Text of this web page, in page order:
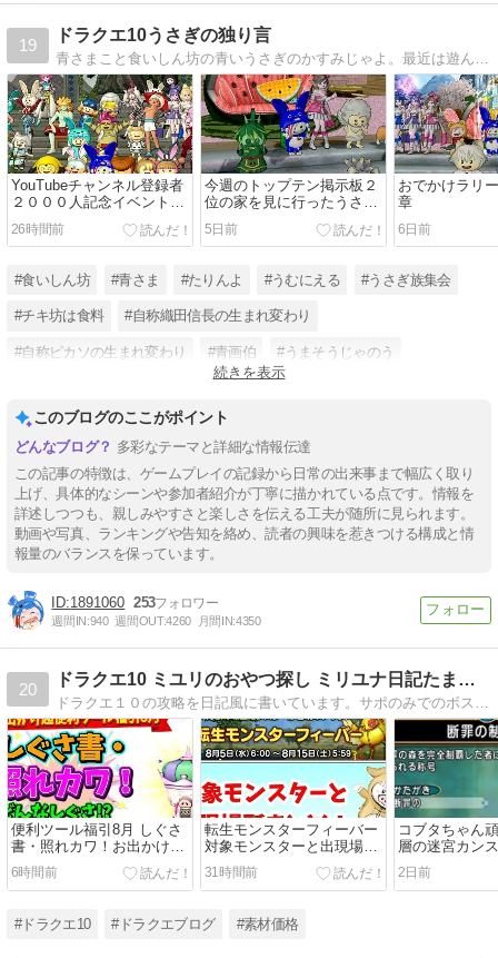
19
ドラクエ10うさぎの独り言
青さまこと食いしん坊の青いうさぎのかすみじゃよ。最近は遊んだお写真とYouTube配信時のスライドショーに載せたリスナー様の食べ物写真を毎日の記事にしてるうさよ。
YouTubeチャンネル登録者
２０００人記念イベントの
レポート
26時間前
今週のトップテン掲示板２
位の家を見に行ったうさ
【動画有】
5日前
おでかけラリ
章
6日前
#食いしん坊 #青さま #たりんよ #うむにえる #うさぎ族集会
#チキ坊は食料 #自称織田信長の生まれ変わり
#自称ピカソの生まれ変わり #青画伯 #うまそうじゃのう
続きを表示
このブログのここがポイント
多彩なテーマと詳細な情報伝達
この記事の特徴は、ゲームプレイの記録から日常の出来事まで幅広く取り
上げ、具体的なシーンや参加者紹介が丁寧に描かれている点です。情報を
詳述しつつも、親しみやすさと楽しさを伝える工夫が随所に見られます。
動画や写真、ランキングや告知を絡め、読者の興味を惹きつける構成と情
報量のバランスを保っています。
1891060 253
週間IN:940 週間OUT:4260 月間IN:4350
20
ドラクエ10 ミユリのおやつ探し ミリユナ日記たまにリオ
ドラクエ１０の攻略を日記風に書いています。サポのみでのボス挑戦や攻略情報などわかりやすく解説！キラキラマラソンの代表的な素材や各種オーブの価格情報を毎日更新中！
便利ツール福引8月 しぐさ
書・照れカワ！お出かけ超
便利ツール福引8月 どんな
しぐさ？価格は？更新中
6時間前
転生モンスターフィーバー
対象モンスターと出現場所
まとめ
31時間前
コブタちゃん
層の迷宮カン
2日前
#ドラクエ10 #ドラクエブログ #素材価格